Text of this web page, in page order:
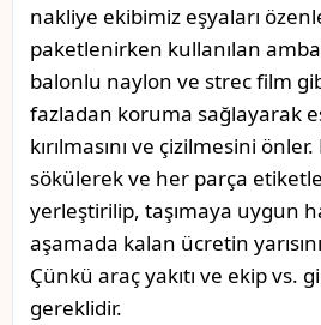
nakliye ekibimiz eşyaları
paketlenirken kullanılan
balonlu naylon ve strec film
fazladan koruma sağlayarak
kırılmasını ve çizilmesini
sökülerek ve her parça
yerleştirilip, taşımaya uygun
aşamada kalan ücretin
Çünkü araç yakıtı ve ekip vs.
gereklidir.